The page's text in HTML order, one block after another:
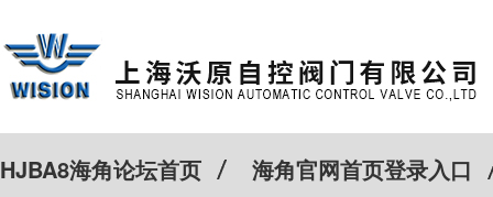
HJBA8海角论坛首页 海角官网首页登录入口